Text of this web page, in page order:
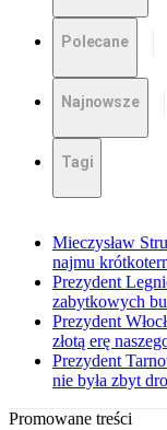
Polecane
Najnowsze
Tagi
Mieczysław
najmu
Prezydent
zabytkowych
Prezydent
złotą erę
Prezydent
nie była zbyt
Promowane treści